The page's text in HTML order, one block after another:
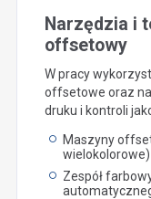
Narzędzia i
offsetowy
W pracy
offsetowe oraz
druku i kontroli
Maszyny
wielokolorowe)
Zespół